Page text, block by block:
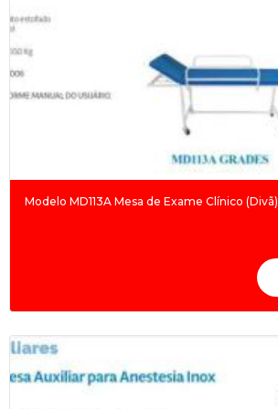
Modelo MD113A Mesa de Exame Clínico (Divã)